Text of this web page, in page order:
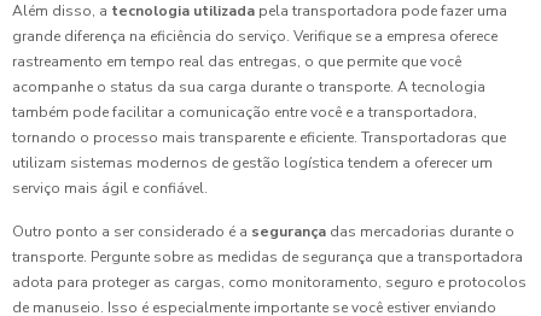
Além disso, a tecnologia utilizada pela transportadora pode fazer uma
grande diferença na eficiência do serviço. Verifique se a empresa oferece
rastreamento em tempo real das entregas, o que permite que você
acompanhe o status da sua carga durante o transporte. A tecnologia
também pode facilitar a comunicação entre você e a transportadora,
tornando o processo mais transparente e eficiente. Transportadoras que
utilizam sistemas modernos de gestão logística tendem a oferecer um
serviço mais ágil e confiável.
Outro ponto a ser considerado é a segurança das mercadorias durante o
transporte. Pergunte sobre as medidas de segurança que a transportadora
adota para proteger as cargas, como monitoramento, seguro e protocolos
de manuseio. Isso é especialmente importante se você estiver enviando